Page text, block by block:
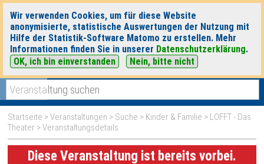
Wir verwenden Cookies, um für diese Website
anonymisierte, statistische Auswertungen der Nutzung mit
Hilfe der Statistik-Software Matomo zu erstellen. Mehr
Informationen finden Sie in unserer Datenschutzerklärung.
OK, ich bin einverstanden
Nein, bitte nicht
heute|morgen|
Startseite >Veranstaltungen > Suche > Kinder & Familie > LOFFT - Das
Theater > Veranstaltungsdetails
Diese Veranstaltung ist bereits vorbei.